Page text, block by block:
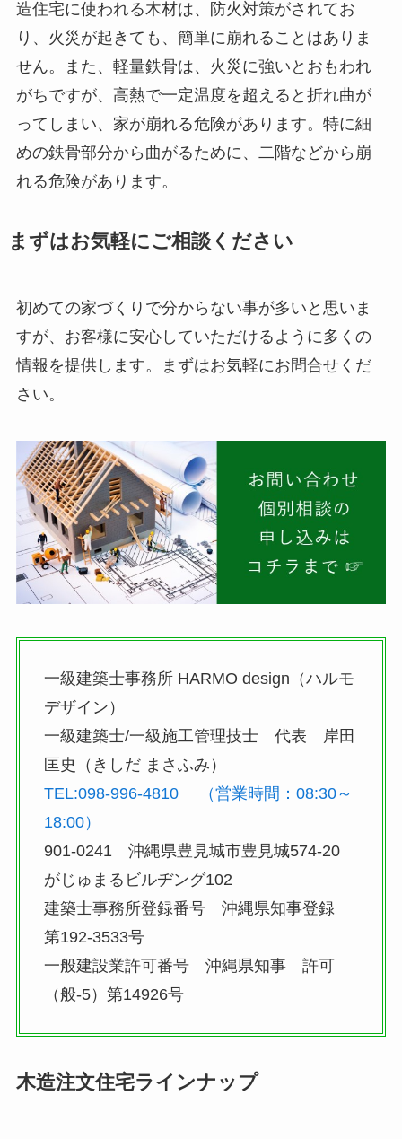
造住宅に使われる木材は、防火対策がされてお
り、火災が起きても、簡単に崩れることはありま
せん。また、軽量鉄骨は、火災に強いとおもわれ
がちですが、高熱で一定温度を超えると折れ曲が
ってしまい、家が崩れる危険があります。特に細
めの鉄骨部分から曲がるために、二階などから崩
れる危険があります。
まずはお気軽にご相談ください
初めての家づくりで分からない事が多いと思いま
すが、お客様に安心していただけるように多くの
情報を提供します。まずはお気軽にお問合せくだ
さい。
一級建築士事務所 HARMO design（ハルモ
デザイン）
一級建築士/一級施工管理技士 代表 岸田
匡史（きしだ まさふみ）
TEL:098-996-4810 （営業時間：08:30～
18:00）
901-0241 沖縄県豊見城市豊見城574-20
がじゅまるビルヂング102
建築士事務所登録番号 沖縄県知事登録
第192-3533号
一般建設業許可番号 沖縄県知事 許可
（般-5）第14926号
木造注文住宅ラインナップ